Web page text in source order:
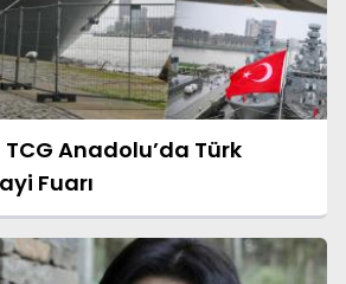
Anadolu’da Türk
Fuarı